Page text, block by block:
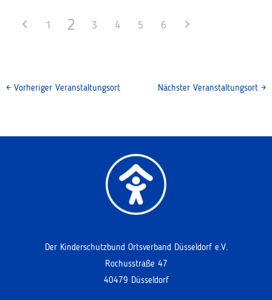
1 2 3 4 5 6
←Vorheriger Veranstaltungsort Nächster Veranstaltungsort →
Der Kinderschutzbund Ortsverband Düsseldorf e.V.
Rochusstraße 47
40479 Düsseldorf